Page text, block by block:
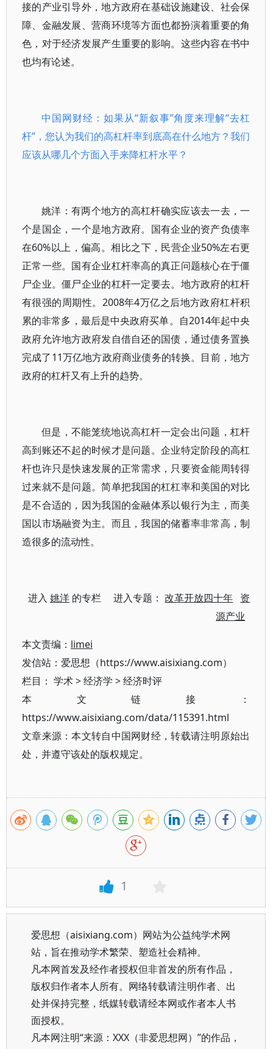
接的产业引导外，地方政府在基础设施建设、社会保
障、金融发展、营商环境等方面也都扮演着重要的角
色，对于经济发展产生重要的影响。这些内容在书中
也均有论述。
中国网财经：如果从“新叙事”角度来理解“去杠
杆”，您认为我们的高杠杆率到底高在什么地方？我们
应该从哪几个方面入手来降杠杆水平？
姚洋：有两个地方的高杠杆确实应该去一去，一
个是国企，一个是地方政府。国有企业的资产负债率
在60%以上，偏高。相比之下，民营企业50%左右更
正常一些。国有企业杠杆率高的真正问题核心在于僵
尸企业。僵尸企业的杠杆一定要去。地方政府的杠杆
有很强的周期性。2008年4万亿之后地方政府杠杆积
累的非常多，最后是中央政府买单。自2014年起中央
政府允许地方政府发自借自还的国债，通过债务置换
完成了11万亿地方政府商业债务的转换。目前，地方
政府的杠杆又有上升的趋势。
但是，不能笼统地说高杠杆一定会出问题，杠杆
高到账还不起的时候才是问题。企业特定阶段的高杠
杆也许只是快速发展的正常需求，只要资金能周转得
过来就不是问题。简单把我国的杠杠率和美国的对比
是不合适的，因为我国的金融体系以银行为主，而美
国以市场融资为主。而且，我国的储蓄率非常高，制
造很多的流动性。
进入姚洋 的专栏 进入专题：改革开放四十年 资
源产业
本文责编： limei
发信站：爱思想（https://www.aisixiang.com）
栏目： 学术>经济学 >经济时评
本文链接：
https://www.aisixiang.com/data/115391.html
文章来源：本文转自中国网财经，转载请注明原始出
处，并遵守该处的版权规定。
1
爱思想（aisixiang.com）网站为公益纯学术网
站，旨在推动学术繁荣、塑造社会精神。
凡本网首发及经作者授权但非首发的所有作品，
版权归作者本人所有。网络转载请注明作者、出
处并保持完整，纸媒转载请经本网或作者本人书
面授权。
凡本网注明“来源：XXX（非爱思想网）”的作品，